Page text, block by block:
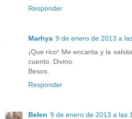
Responder
Marhya 9 de enero de 2013 a
¡Que rico! Me encanta y la
cuento. Divino.
Besos.
Responder
Belen 9 de enero de 2013 a las